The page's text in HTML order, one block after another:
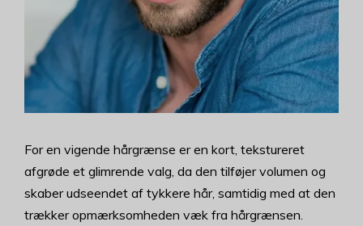
For en vigende hårgrænse er en kort, tekstureret
afgrøde et glimrende valg, da den tilføjer volumen og
skaber udseendet af tykkere hår, samtidig med at den
trækker opmærksomheden væk fra hårgrænsen.